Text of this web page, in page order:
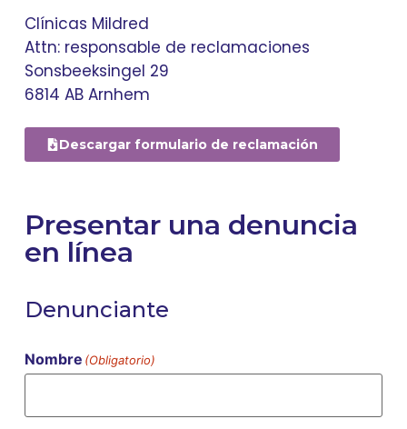
Clínicas Mildred
Attn: responsable de reclamaciones
Sonsbeeksingel 29
6814 AB Arnhem
Descargar formulario de reclamación
Presentar una denuncia
en línea
Denunciante
Nombre (Obligatorio)